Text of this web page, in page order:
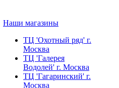
Наши магазины
ТЦ 'Охотный ряд' г.
Москва
ТЦ 'Галерея
Водолей' г. Москва
ТЦ 'Гагаринский' г.
Москва